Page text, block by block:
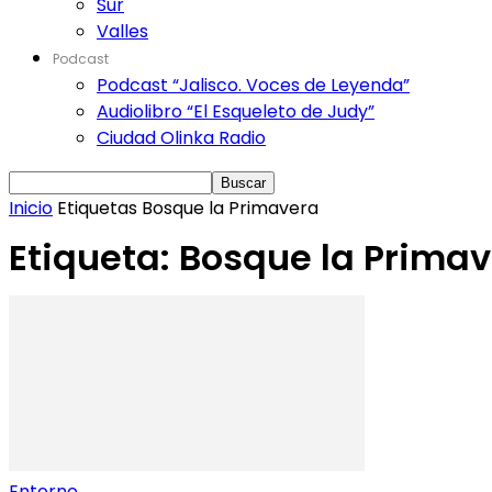
Valles
Podcast
Podcast “Jalisco. Voces de Leyenda”
Audiolibro “El Esqueleto de Judy”
Ciudad Olinka Radio
Inicio Etiquetas Bosque la Primavera
Etiqueta: Bosque la